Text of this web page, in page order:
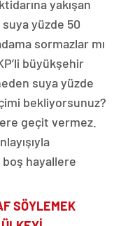
yakışan
yüzde 50
sormazlar mı
büyükşehir
suya yüzde
bekliyorsunuz?
geçit vermez.
hayallere
SÖYLEMEK